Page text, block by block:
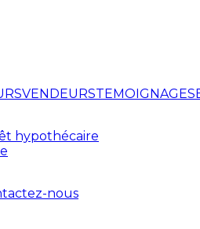
VENDEURSTEMOIGNAGES
hypothécaire
nous